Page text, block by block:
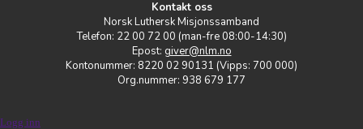
Kontakt oss
Norsk Luthersk Misjonssamband
Telefon: 22 00 72 00 (man-fre 08:00-14:30)
Epost: giver@nlm.no
Kontonummer: 8220 02 90131 (Vipps: 700 000)
Org.nummer: 938 679 177
Logg inn